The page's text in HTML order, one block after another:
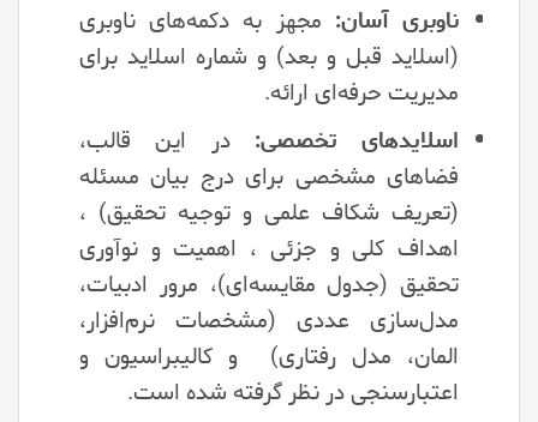
ناوبری آسان: مجهز به دکمه‌های ناوبری
(اسلاید قبل و بعد) و شماره اسلاید برای
مدیریت حرفه‌ای ارائه.
اسلایدهای تخصصی: در این قالب،
فضاهای مشخصی برای درج بیان مسئله
(تعریف شکاف علمی و توجیه تحقیق) ،
اهداف کلی و جزئی ، اهمیت و نوآوری
تحقیق (جدول مقایسه‌ای)، مرور ادبیات،
مدل‌سازی عددی (مشخصات نرم‌افزار،
المان، مدل رفتاری) و کالیبراسیون و
اعتبارسنجی در نظر گرفته شده است.